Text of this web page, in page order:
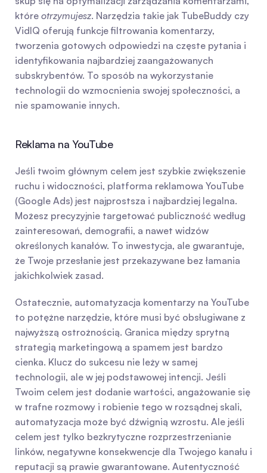
które otrzymujesz. Narzędzia takie jak TubeBuddy czy
VidIQ oferują funkcje filtrowania komentarzy,
tworzenia gotowych odpowiedzi na częste pytania i
identyfikowania najbardziej zaangażowanych
subskrybentów. To sposób na wykorzystanie
technologii do wzmocnienia swojej społeczności, a
nie spamowanie innych.
Reklama na YouTube
Jeśli twoim głównym celem jest szybkie zwiększenie
ruchu i widoczności, platforma reklamowa YouTube
(Google Ads) jest najprostsza i najbardziej legalna.
Możesz precyzyjnie targetować publiczność według
zainteresowań, demografii, a nawet widzów
określonych kanałów. To inwestycja, ale gwarantuje,
że Twoje przesłanie jest przekazywane bez łamania
jakichkolwiek zasad.
Ostatecznie, automatyzacja komentarzy na YouTube
to potężne narzędzie, które musi być obsługiwane z
najwyższą ostrożnością. Granica między sprytną
strategią marketingową a spamem jest bardzo
cienka. Klucz do sukcesu nie leży w samej
technologii, ale w jej podstawowej intencji. Jeśli
Twoim celem jest dodanie wartości, angażowanie się
w trafne rozmowy i robienie tego w rozsądnej skali,
automatyzacja może być dźwignią wzrostu. Ale jeśli
celem jest tylko bezkrytyczne rozprzestrzenianie
linków, negatywne konsekwencje dla Twojego kanału i
reputacji są prawie gwarantowane. Autentyczność